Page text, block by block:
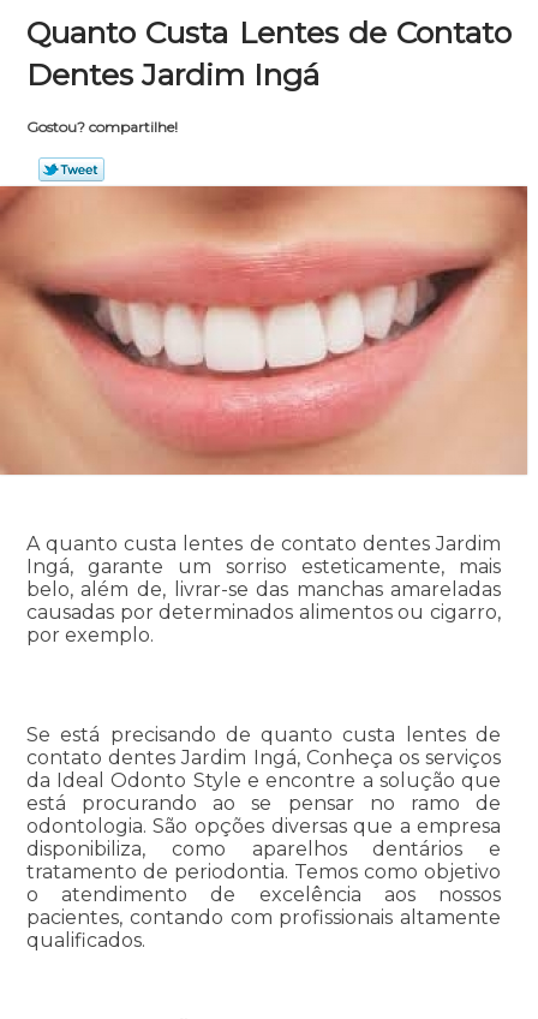
Quanto Custa Lentes de Contato
Dentes Jardim Ingá
Gostou? compartilhe!
A quanto custa lentes de contato dentes Jardim
Ingá, garante um sorriso esteticamente, mais
belo, além de, livrar-se das manchas amareladas
causadas por determinados alimentos ou cigarro,
por exemplo.
Se está precisando de quanto custa lentes de
contato dentes Jardim Ingá, Conheça os serviços
da Ideal Odonto Style e encontre a solução que
está procurando ao se pensar no ramo de
odontologia. São opções diversas que a empresa
disponibiliza, como aparelhos dentários e
tratamento de periodontia. Temos como objetivo
o atendimento de excelência aos nossos
pacientes, contando com profissionais altamente
qualificados.